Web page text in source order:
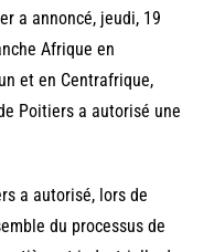
a annoncé, jeudi, 19
Afrique en
et en Centrafrique,
Poitiers a autorisé une
a autorisé, lors de
du processus de